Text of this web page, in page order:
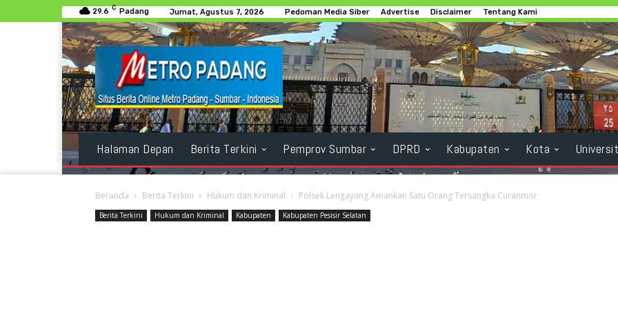
29.6 C Padang Jumat, Agustus 7, 2026 Pedoman Media Siber Advertise Disclaimer Tentang Kami
Halaman Depan Berita Terkini Pemprov Sumbar DPRD Kabupaten Kota
Beranda Berita Terkini Hukum dan Kriminal Polsek Lengayang Amankan Satu Orang Tersangka Curanmor
Berita Terkini Hukum dan Kriminal Kabupaten Kabupaten Pesisir Selatan